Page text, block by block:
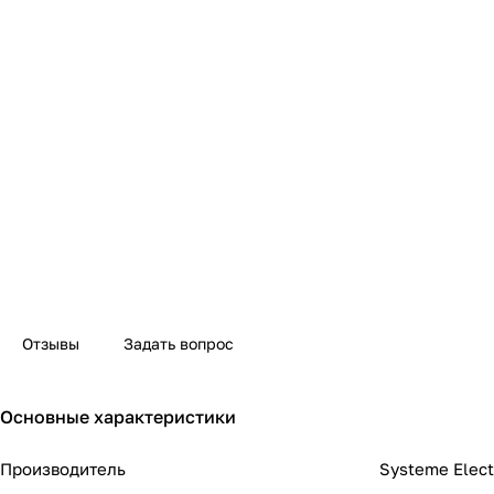
Отзывы Задать вопрос
Основные характеристики
Производитель Systeme